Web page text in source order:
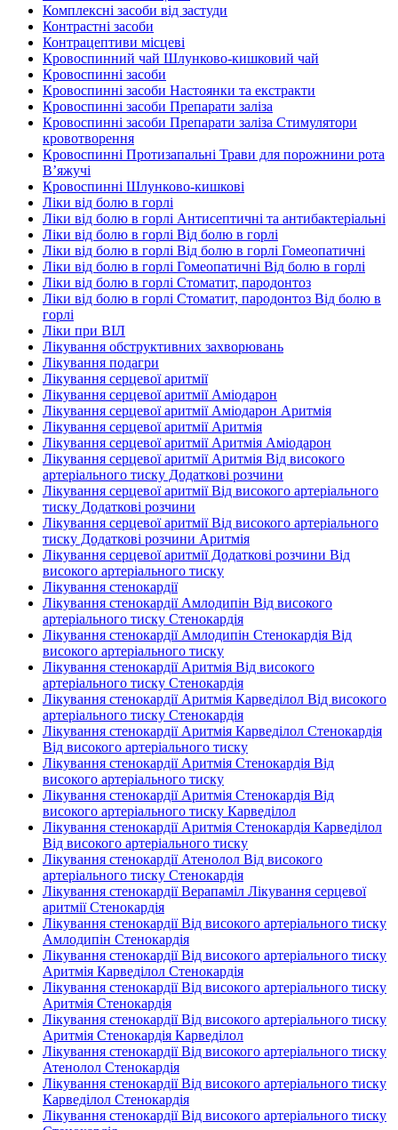
Комплексні засоби від застуди
Контрастні засоби
Контрацептиви місцеві
Кровоспинний чай Шлунково-кишковий чай
Кровоспинні засоби
Кровоспинні засоби Настоянки та екстракти
Кровоспинні засоби Препарати заліза
Кровоспинні засоби Препарати заліза Стимулятори
кровотворення
Кровоспинні Протизапальні Трави для порожнини рота
В’яжучі
Кровоспинні Шлунково-кишкові
Ліки від болю в горлі
Ліки від болю в горлі Антисептичні та антибактеріальні
Ліки від болю в горлі Від болю в горлі
Ліки від болю в горлі Від болю в горлі Гомеопатичні
Ліки від болю в горлі Гомеопатичні Від болю в горлі
Ліки від болю в горлі Стоматит, пародонтоз
Ліки від болю в горлі Стоматит, пародонтоз Від болю в
горлі
Ліки при ВІЛ
Лікування обструктивних захворювань
Лікування подагри
Лікування серцевої аритмії
Лікування серцевої аритмії Аміодарон
Лікування серцевої аритмії Аміодарон Аритмія
Лікування серцевої аритмії Аритмія
Лікування серцевої аритмії Аритмія Аміодарон
Лікування серцевої аритмії Аритмія Від високого
артеріального тиску Додаткові розчини
Лікування серцевої аритмії Від високого артеріального
тиску Додаткові розчини
Лікування серцевої аритмії Від високого артеріального
тиску Додаткові розчини Аритмія
Лікування серцевої аритмії Додаткові розчини Від
високого артеріального тиску
Лікування стенокардії
Лікування стенокардії Амлодипін Від високого
артеріального тиску Стенокардія
Лікування стенокардії Амлодипін Стенокардія Від
високого артеріального тиску
Лікування стенокардії Аритмія Від високого
артеріального тиску Стенокардія
Лікування стенокардії Аритмія Карведілол Від високого
артеріального тиску Стенокардія
Лікування стенокардії Аритмія Карведілол Стенокардія
Від високого артеріального тиску
Лікування стенокардії Аритмія Стенокардія Від
високого артеріального тиску
Лікування стенокардії Аритмія Стенокардія Від
високого артеріального тиску Карведілол
Лікування стенокардії Аритмія Стенокардія Карведілол
Від високого артеріального тиску
Лікування стенокардії Атенолол Від високого
артеріального тиску Стенокардія
Лікування стенокардії Верапаміл Лікування серцевої
аритмії Стенокардія
Лікування стенокардії Від високого артеріального тиску
Амлодипін Стенокардія
Лікування стенокардії Від високого артеріального тиску
Аритмія Карведілол Стенокардія
Лікування стенокардії Від високого артеріального тиску
Аритмія Стенокардія
Лікування стенокардії Від високого артеріального тиску
Аритмія Стенокардія Карведілол
Лікування стенокардії Від високого артеріального тиску
Атенолол Стенокардія
Лікування стенокардії Від високого артеріального тиску
Карведілол Стенокардія
Лікування стенокардії Від високого артеріального тиску